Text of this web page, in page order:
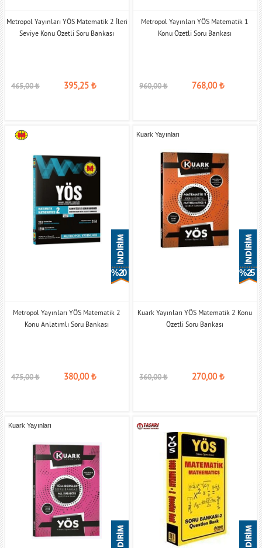
Metropol Yayınları YÖS Matematik 2 İleri
Seviye Konu Özetli Soru Bankası
465,00₺ 395,25 ₺
Metropol Yayınları YÖS Matematik 1
Konu Özetli Soru Bankası
960,00₺ 768,00₺
% 20
Metropol Yayınları YÖS Matematik 2
Konu Anlatımlı Soru Bankası
475,00₺ 380,00₺
Kuark Yayınları
% 25
Kuark Yayınları YÖS Matematik 2 Konu
Özetli Soru Bankası
360,00₺ 270,00₺
Kuark Yayınları